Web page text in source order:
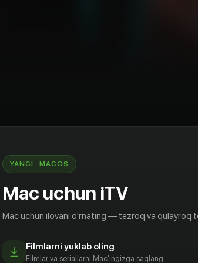
делает все
а также личная
10 минут
YANGI · MACOS
Mac uchun iTV
Mac uchun ilovani o'rnating — tezroq va qulayroq
Filmlarni yuklab oling
Filmlar va seriallarni Mac'ingizga saqlang.